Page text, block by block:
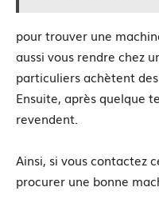
pour trouver une
aussi vous rendre chez
particuliers achètent
Ensuite, après quelque
revendent.
Ainsi, si vous contactez
procurer une bonne